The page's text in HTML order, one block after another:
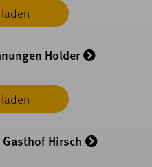
Holder
Hirsch